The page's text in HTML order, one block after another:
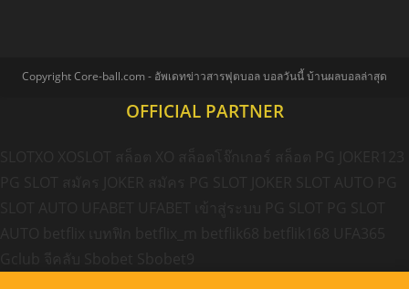
Copyright Core-ball.com - อัพเดทข่าวสารฟุตบอล บอลวันนี้ บ้านผลบอลล่าสุด
OFFICIAL PARTNER